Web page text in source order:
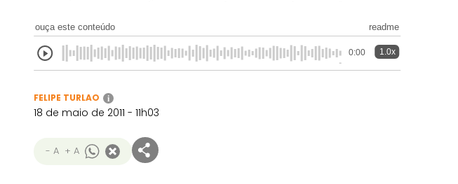
ouça este conteúdo readme
0:00 1.0x
FELIPE TURLAO i
18 de maio de 2011 - 11h03
- A + A